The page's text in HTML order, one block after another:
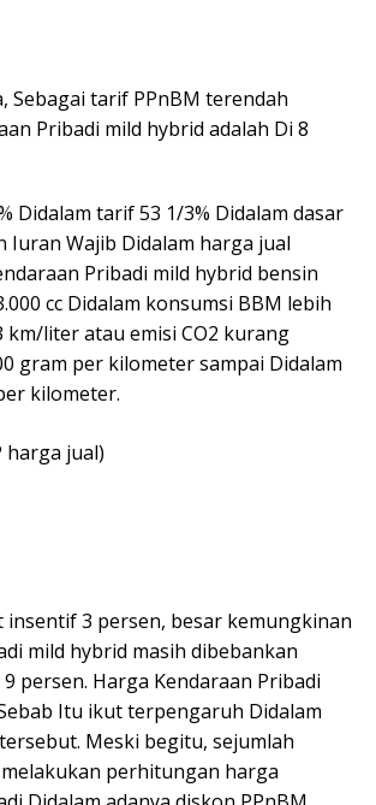
Sebagai tarif PPnBM terendah
Pribadi mild hybrid adalah Di 8
Didalam tarif 53 1/3% Didalam dasar
Iuran Wajib Didalam harga jual
Pribadi mild hybrid bensin
cc Didalam konsumsi BBM lebih
km/liter atau emisi CO2 kurang
gram per kilometer sampai Didalam
kilometer.
harga jual)
insentif 3 persen, besar kemungkinan
mild hybrid masih dibebankan
persen. Harga Kendaraan Pribadi
Itu ikut terpengaruh Didalam
Meski begitu, sejumlah
perhitungan harga